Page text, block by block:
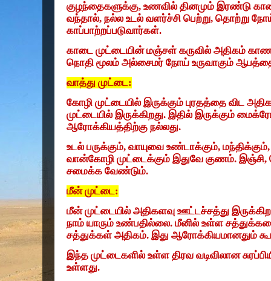
குழந்தைகளுக்கு, உணவில் தினமும் இரண்டு
வந்தால், நல்ல உடல் வளர்ச்சி பெற்று, தொற்று
காப்பாற்றப்படுவார்கள்.
காடை முட்டையின் மஞ்சள் கருவில் அதிகம்
நொதி மூலம் அல்சைமர் நோய் உருவாகும்
வாத்து முட்டை:
கோழி முட்டையில் இருக்கும் புரதத்தை விட
முட்டையில் இருக்கிறது. இதில் இருக்கும்
ஆரோக்கியத்திற்கு நல்லது.
உட‌ல் பரு‌க்கு‌ம், வாயுவை உ‌ண்டா‌க்கு‌ம், ம‌ந்‌தி‌க்கு‌ம்
வா‌ன்கோ‌ழி மு‌ட்டை‌க்கு‌ம் இதுவே கு‌ண‌ம். இ‌ஞ்‌சி,
சமை‌க்க வே‌ண்டு‌ம்.
மீன் முட்டை:
மீன் முட்டையில் அதிகளவு ஊட்டச்சத்து
நாம் யாரும் உண்பதில்லை. மீனில் உள்ள
சத்துக்கள் அதிகம். இது ஆரோக்கியமானதும்
இந்த முட்டைகளில் உள்ள திரவ வடிவிலான
உள்ளது.